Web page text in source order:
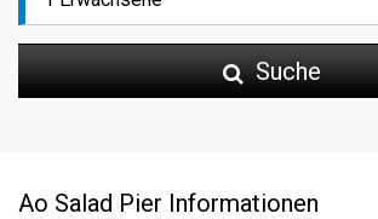
Suche
Ao Salad Pier Informationen